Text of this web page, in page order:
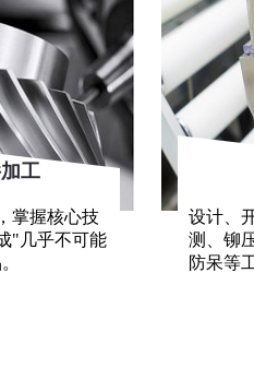
工
掌握核心技
"几乎不可能
设计、
测、铆
防呆等